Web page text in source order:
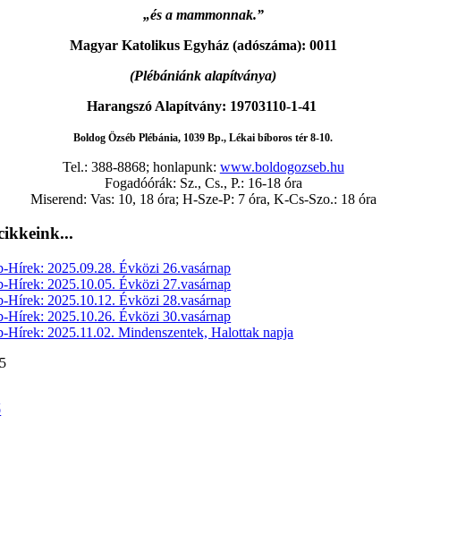
„és a mammonnak.”
Magyar Katolikus Egyház (adószáma): 0011
(Plébániánk alapítványa)
Harangszó Alapítvány: 19703110-1-41
Boldog Özséb Plébánia, 1039 Bp., Lékai bíboros tér 8-10.
Tel.: 388-8868; honlapunk: www.boldogozseb.hu
Fogadóórák: Sz., Cs., P.: 16-18 óra
Miserend: Vas: 10, 18 óra; H-Sze-P: 7 óra, K-Cs-Szo.: 18 óra
Hírek: 2025.09.28. Évközi 26.vasárnap
Hírek: 2025.10.05. Évközi 27.vasárnap
Hírek: 2025.10.12. Évközi 28.vasárnap
Hírek: 2025.10.26. Évközi 30.vasárnap
Hírek: 2025.11.02. Mindenszentek, Halottak napja